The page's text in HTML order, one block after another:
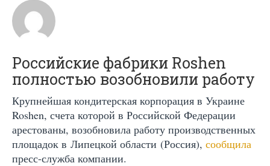
Российские фабрики Roshen
полностью возобновили работу
Крупнейшая кондитерская корпорация в Украине
Roshen, счета которой в Российской Федерации
арестованы, возобновила работу производственных
площадок в Липецкой области (Россия), сообщила
пресс-служба компании.